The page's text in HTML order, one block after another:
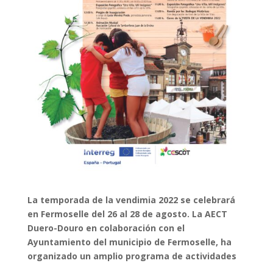
La temporada de la vendimia 2022 se celebrará
en Fermoselle del 26 al 28 de agosto. La AECT
Duero-Douro en colaboración con el
Ayuntamiento del municipio de Fermoselle, ha
organizado un amplio programa de actividades